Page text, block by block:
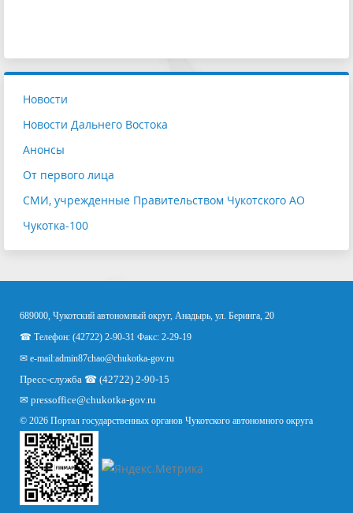
Новости
Новости Дальнего Востока
Анонсы
От первого лица
СМИ, учрежденные Правительством Чукотского АО
Чукотка-100
689000, Чукотский автономный округ, Анадырь, ул. Беринга, 20
☎ Телефон: (42722) 2-90-31 Факс: 2-29-19
✉ e-mail:admin87chao@chukotka-gov.ru
Пресс-служба ☎ (42722) 2-90-15
✉ pressoffice@chukotka-gov.ru
© 2026 Портал государственных органов Чукотского автономного округа